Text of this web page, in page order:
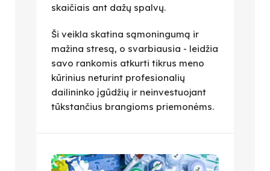
skaičiais ant dažų spalvų.
Ši veikla skatina sąmoningumą ir
mažina stresą, o svarbiausia - leidžia
savo rankomis atkurti tikrus meno
kūrinius neturint profesionalių
dailininko įgūdžių ir neinvestuojant
tūkstančius brangioms priemonėms.